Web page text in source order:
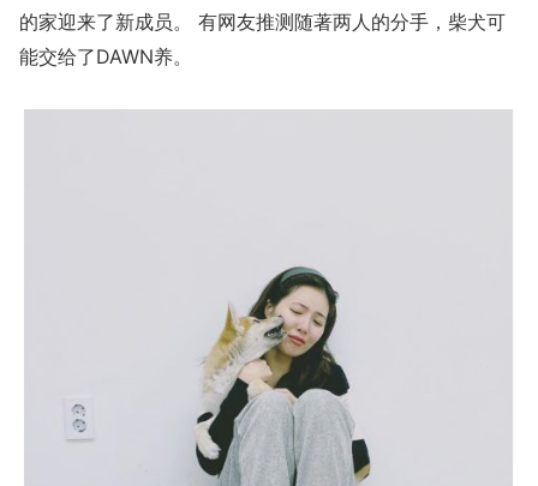
的家迎来了新成员。 有网友推测随著两人的分手，柴犬可
能交给了DAWN养。